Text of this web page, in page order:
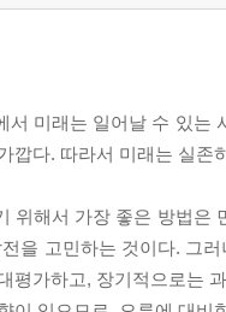
서 미래는 일어날 수 있는
깝다. 따라서 미래는 실
위해서 가장 좋은 방법은
을 고민하는 것이다. 그
평가하고, 장기적으로는